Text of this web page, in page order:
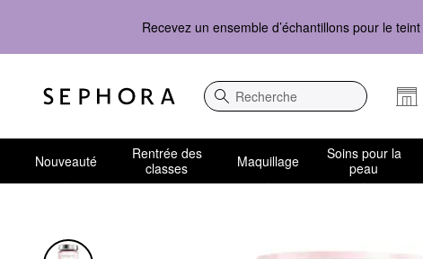
Recevez un ensemble d’échantillons pour le teint
Recherche
Nouveauté
Rentrée des
classes
Maquillage
Soins pour la
peau